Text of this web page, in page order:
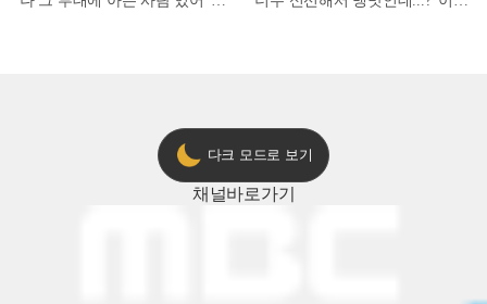
다크 모드로 보기
채널바로가기